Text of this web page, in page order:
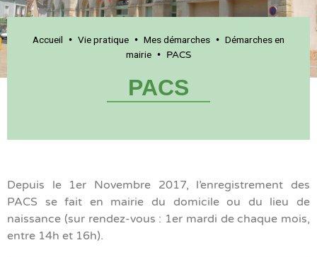
Accueil • Vie pratique • Mes démarches • Démarches en
mairie • PACS
PACS
Depuis le 1er Novembre 2017, l’enregistrement des
PACS se fait en mairie du domicile ou du lieu de
naissance (sur rendez-vous : 1er mardi de chaque mois,
entre 14h et 16h).